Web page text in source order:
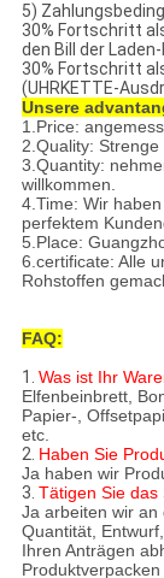
5)
30% Fortschritt
den Bill der
30% Fortschritt
(UHRKETTE-
Unsere
1.Price:
2.Quality:
3.Quantity:
willkommen.
4.Time: Wir
perfektem
5.Place:
6.certificate: Alle
Rohstoffen
FAQ:
1. Was ist Ihr
Elfenbeinbrett,
Papier-,
etc.
2. Haben Sie
Ja haben wir
3. Tätigen Sie das
Ja arbeiten wir
Quantität,
Ihren Anträgen